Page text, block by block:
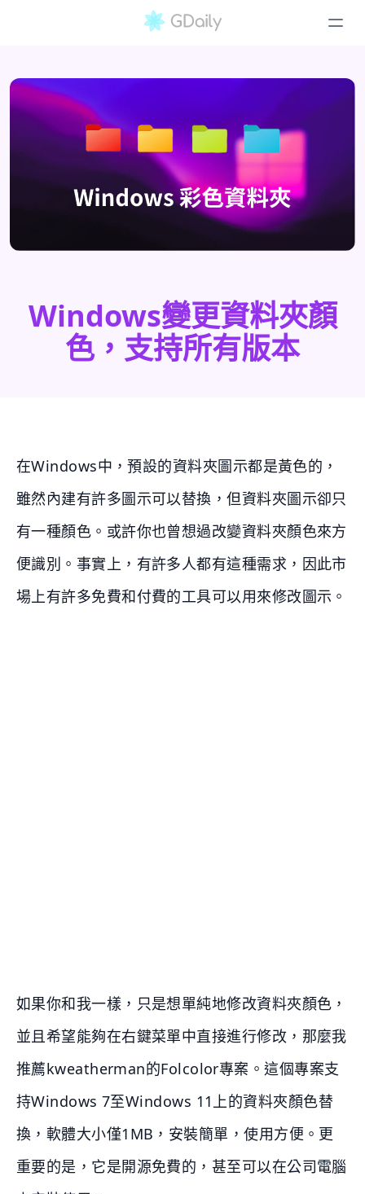
Windows變更資料夾顏
色，支持所有版本
在Windows中，預設的資料夾圖示都是黃色的，
雖然內建有許多圖示可以替換，但資料夾圖示卻只
有一種顏色。或許你也曾想過改變資料夾顏色來方
便識別。事實上，有許多人都有這種需求，因此市
場上有許多免費和付費的工具可以用來修改圖示。
如果你和我一樣，只是想單純地修改資料夾顏色，
並且希望能夠在右鍵菜單中直接進行修改，那麼我
推薦kweatherman的Folcolor專案。這個專案支
持Windows 7至Windows 11上的資料夾顏色替
換，軟體大小僅1MB，安裝簡單，使用方便。更
重要的是，它是開源免費的，甚至可以在公司電腦